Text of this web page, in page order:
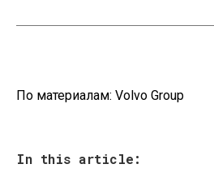
По материалам: Volvo Group
In this article: